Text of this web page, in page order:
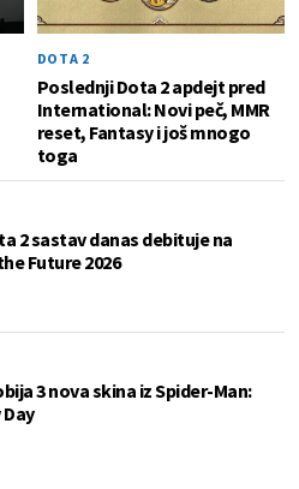
DOTA 2
Poslednji Dota 2 apdejt pred
International: Novi peč, MMR
reset, Fantasy i još mnogo
toga
2 sastav danas debituje na
Future 2026
3 nova skina iz Spider-Man: